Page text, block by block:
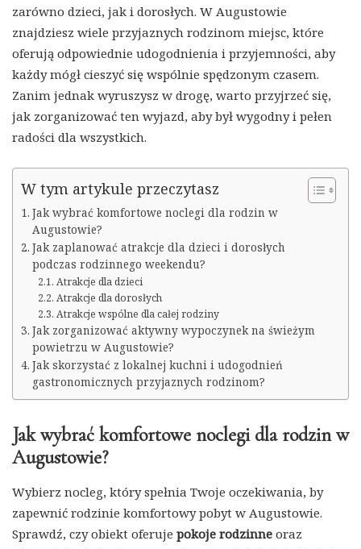
zarówno dzieci, jak i dorosłych. W Augustowie
znajdziesz wiele przyjaznych rodzinom miejsc, które
oferują odpowiednie udogodnienia i przyjemności, aby
każdy mógł cieszyć się wspólnie spędzonym czasem.
Zanim jednak wyruszysz w drogę, warto przyjrzeć się,
jak zorganizować ten wyjazd, aby był wygodny i pełen
radości dla wszystkich.
W tym artykule przeczytasz
Jak wybrać komfortowe noclegi dla rodzin w
Augustowie?
Jak zaplanować atrakcje dla dzieci i dorosłych
podczas rodzinnego weekendu?
Atrakcje dla dzieci
Atrakcje dla dorosłych
Atrakcje wspólne dla całej rodziny
Jak zorganizować aktywny wypoczynek na świeżym
powietrzu w Augustowie?
Jak skorzystać z lokalnej kuchni i udogodnień
gastronomicznych przyjaznych rodzinom?
Jak wybrać komfortowe noclegi dla rodzin w
Augustowie?
Wybierz nocleg, który spełnia Twoje oczekiwania, by
zapewnić rodzinie komfortowy pobyt w Augustowie.
Sprawdź, czy obiekt oferuje pokoje rodzinne oraz